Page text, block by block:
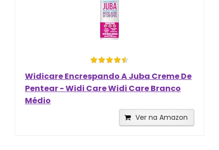
Widicare Encrespando A Juba Creme De
Pentear - Widi Care Widi Care Branco
Médio
Ver na Amazon